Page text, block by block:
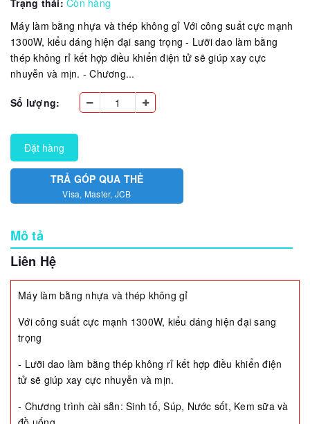
Máy làm bằng nhựa và thép không gỉ Với công suất cực mạnh
1300W, kiểu dáng hiện đại sang trọng - Lưỡi dao làm bằng
thép không rỉ kết hợp điều khiển điện tử sẽ giúp xay cực
nhuyễn và mịn. - Chương...
Số lượng:
Đặt hàng
TRẢ GÓP QUA THẺ
Visa, Master, JCB
Mô tả
Liên Hệ
Máy làm bằng nhựa và thép không gỉ
Với công suất cực mạnh 1300W, kiểu dáng hiện đại sang
trọng
- Lưỡi dao làm bằng thép không rỉ kết hợp điều khiển điện
tử sẽ giúp xay cực nhuyễn và mịn.
- Chương trình cài sẵn: Sinh tố, Súp, Nước sốt, Kem sữa và